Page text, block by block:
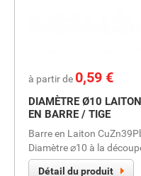
à partir de Prix
0,59 €
DIAMÈTRE Ø10
EN BARRE / TIGE
Barre en Laiton
Diamètre ⌀10 à la
Détail du produit